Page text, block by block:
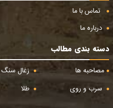
تماس با ما
درباره ما
دسته بندی مطالب
مصاحبه ها
زغال سنگ
سرب و روی
طلا